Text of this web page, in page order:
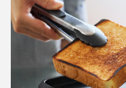
カーボングラファイトは、原
で１か月間焼成、約3000℃で約
純物を飛ばし、水圧でギュッと
できあがった炭素の塊を削り出
グするまで約1ヶ月。日本の職